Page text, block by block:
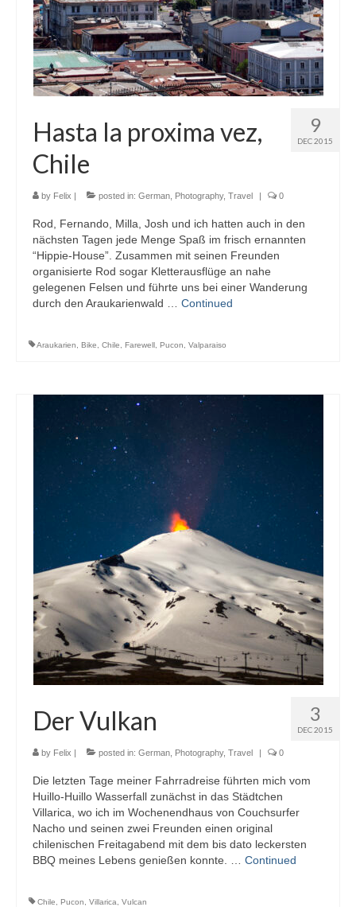
9
DEC 2015
Hasta la proxima vez,
Chile
by Felix | posted in: German Photography, Travel | 0
Rod, Fernando, Milla, Josh und ich hatten auch in den
nächsten Tagen jede Menge Spaß im frisch ernannten
“Hippie-House”. Zusammen mit seinen Freunden
organisierte Rod sogar Kletterausflüge an nahe
gelegenen Felsen und führte uns bei einer Wanderung
durch den Araukarienwald … Continued
Araukarien Bike Chile Farewell Pucon Valparaiso
3
DEC 2015
Der Vulkan
by Felix | posted in: German Photography, Travel | 0
Die letzten Tage meiner Fahrradreise führten mich vom
Huillo-Huillo Wasserfall zunächst in das Städtchen
Villarica, wo ich im Wochenendhaus von Couchsurfer
Nacho und seinen zwei Freunden einen original
chilenischen Freitagabend mit dem bis dato leckersten
BBQ meines Lebens genießen konnte. … Continued
Chile Pucon Villarica Vulcan